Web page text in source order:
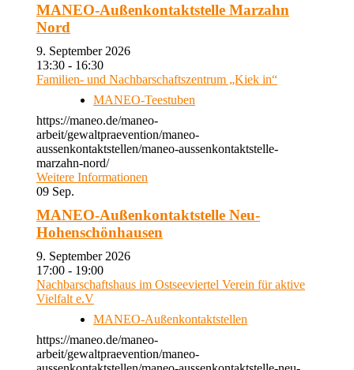
MANEO-Außenkontaktstelle Marzahn
Nord
9. September 2026
13:30 - 16:30
Familien- und Nachbarschaftszentrum „Kiek in“
MANEO-Teestuben
https://maneo.de/maneo-
arbeit/gewaltpraevention/maneo-
aussenkontaktstellen/maneo-aussenkontaktstelle-
marzahn-nord/
Weitere Informationen
09 Sep.
MANEO-Außenkontaktstelle Neu-
Hohenschönhausen
9. September 2026
17:00 - 19:00
Nachbarschaftshaus im Ostseeviertel Verein für aktive
Vielfalt e.V
MANEO-Außenkontaktstellen
https://maneo.de/maneo-
arbeit/gewaltpraevention/maneo-